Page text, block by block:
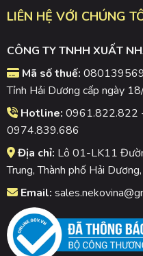
LIÊN HỆ VỚI CHÚNG
CÔNG TY TNHH XUẤT
Mã số thuế:
Tỉnh Hải Dương cấp ngày
Hotline: 0961.822.822
0974.839.686
Địa chỉ: Lô 01-LK11
Trung, Thành phố Hải
Email: